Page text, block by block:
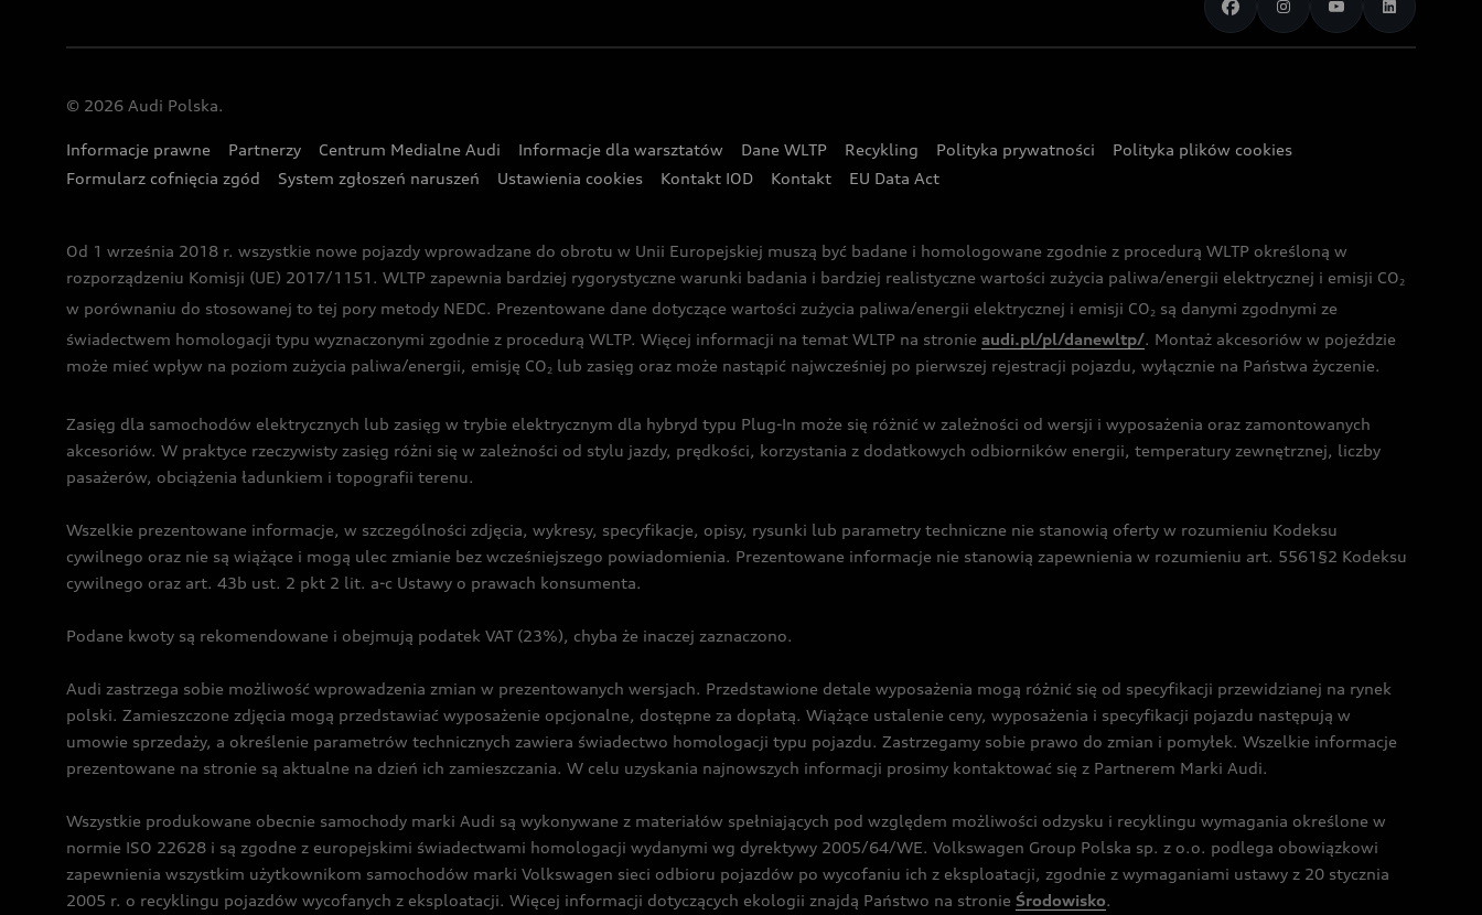
© 2026 Audi Polska.
Informacje prawne Partnerzy Centrum Medialne Audi Informacje dla warsztatów Dane WLTP Recykling Polityka prywatności
Polityka plików cookies
Formularz cofnięcia zgód
System zgłoszeń naruszeń Ustawienia cookies Kontakt IOD Kontakt EU Data Act
Od 1 września 2018 r. wszystkie nowe pojazdy wprowadzane do obrotu w Unii Europejskiej muszą być badane i homologowane zgodnie z procedurą WLTP określoną w
rozporządzeniu Komisji (UE) 2017/1151. WLTP zapewnia bardziej rygorystyczne warunki badania i bardziej realistyczne wartości zużycia paliwa/energii elektrycznej i emisji CO2
w porównaniu do stosowanej to tej pory metody NEDC. Prezentowane dane dotyczące wartości zużycia paliwa/energii elektrycznej i emisji CO2 są danymi zgodnymi ze
świadectwem homologacji typu wyznaczonymi zgodnie z procedurą WLTP. Więcej informacji na temat WLTP na stronie audi.pl/pl/danewltp/. Montaż akcesoriów w pojeździe
może mieć wpływ na poziom zużycia paliwa/energii, emisję CO2 lub zasięg oraz może nastąpić najwcześniej po pierwszej rejestracji pojazdu, wyłącznie na Państwa życzenie.
Zasięg dla samochodów elektrycznych lub zasięg w trybie elektrycznym dla hybryd typu Plug-In może się różnić w zależności od wersji i wyposażenia oraz zamontowanych
akcesoriów. W praktyce rzeczywisty zasięg różni się w zależności od stylu jazdy, prędkości, korzystania z dodatkowych odbiorników energii, temperatury zewnętrznej, liczby
pasażerów, obciążenia ładunkiem i topografii terenu.
Wszelkie prezentowane informacje, w szczególności zdjęcia, wykresy, specyfikacje, opisy, rysunki lub parametry techniczne nie stanowią oferty w rozumieniu Kodeksu
cywilnego oraz nie są wiążące i mogą ulec zmianie bez wcześniejszego powiadomienia. Prezentowane informacje nie stanowią zapewnienia w rozumieniu art. 5561§2 Kodeksu
cywilnego oraz art. 43b ust. 2 pkt 2 lit. a-c Ustawy o prawach konsumenta.
Podane kwoty są rekomendowane i obejmują podatek VAT (23%), chyba że inaczej zaznaczono.
Audi zastrzega sobie możliwość wprowadzenia zmian w prezentowanych wersjach. Przedstawione detale wyposażenia mogą różnić się od specyfikacji przewidzianej na rynek
polski. Zamieszczone zdjęcia mogą przedstawiać wyposażenie opcjonalne, dostępne za dopłatą. Wiążące ustalenie ceny, wyposażenia i specyfikacji pojazdu następują w
umowie sprzedaży, a określenie parametrów technicznych zawiera świadectwo homologacji typu pojazdu. Zastrzegamy sobie prawo do zmian i pomyłek. Wszelkie informacje
prezentowane na stronie są aktualne na dzień ich zamieszczania. W celu uzyskania najnowszych informacji prosimy kontaktować się z Partnerem Marki Audi.
Wszystkie produkowane obecnie samochody marki Audi są wykonywane z materiałów spełniających pod względem możliwości odzysku i recyklingu wymagania określone w
normie ISO 22628 i są zgodne z europejskimi świadectwami homologacji wydanymi wg dyrektywy 2005/64/WE. Volkswagen Group Polska sp. z o.o. podlega obowiązkowi
zapewnienia wszystkim użytkownikom samochodów marki Volkswagen sieci odbioru pojazdów po wycofaniu ich z eksploatacji, zgodnie z wymaganiami ustawy z 20 stycznia
2005 r. o recyklingu pojazdów wycofanych z eksploatacji. Więcej informacji dotyczących ekologii znajdą Państwo na stronie Środowisko.